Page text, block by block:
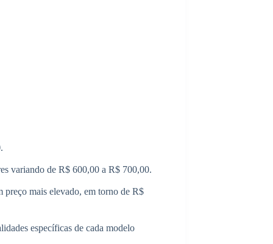
variando de R$ 600,00 a R$ 700,00.
mais elevado, em torno de R$
específicas de cada modelo